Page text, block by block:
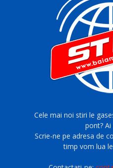
Cele mai noi stiri le
pont?
Scrie-ne pe adresa de
timp vom lua